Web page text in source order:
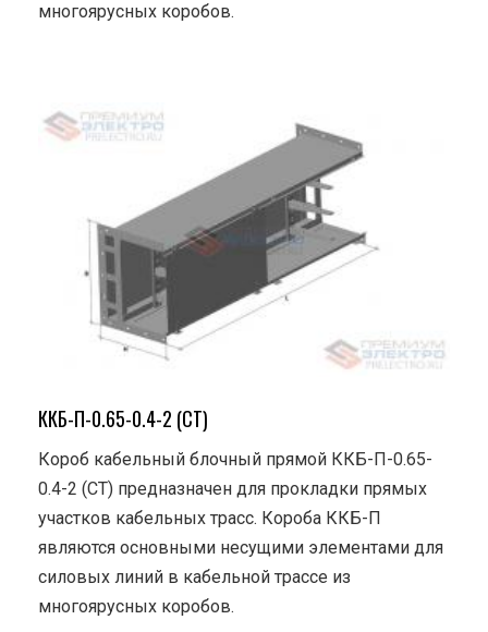
многоярусных коробов.
ККБ-П-0.65-0.4-2 (СТ)
Короб кабельный блочный прямой ККБ-П-0.65-
0.4-2 (СТ) предназначен для прокладки прямых
участков кабельных трасс. Короба ККБ-П
являются основными несущими элементами для
силовых линий в кабельной трассе из
многоярусных коробов.